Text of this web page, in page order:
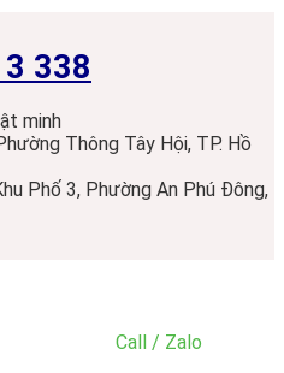
338
minh
Thông Tây Hội, TP. Hồ
Phố 3, Phường An Phú Đông,
Call / Zalo